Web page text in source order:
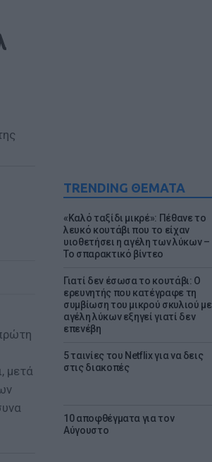
TRENDING ΘΕΜΑΤΑ
«Καλό ταξίδι μικρέ»: Πέθανε το
λευκό κουτάβι που το είχαν
υιοθετήσει η αγέλη των λύκων –
Το σπαρακτικό βίντεο
Γιατί δεν έσωσα το κουτάβι: Ο
ερευνητής που κατέγραφε τη
συμβίωση του μικρού σκυλιού με
αγέλη λύκων εξηγεί γιατί δεν
επενέβη
5 ταινίες του Netflix για να δεις
στις διακοπές
10 αποφθέγματα για τον
Αύγουστο
μετά